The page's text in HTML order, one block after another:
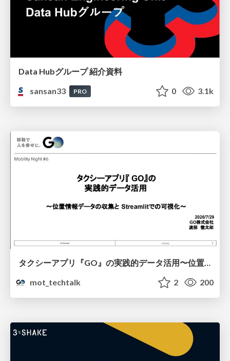
Data Hubグループ 紹介資料
sansan33
PRO 0 3.1k
タクシーアプリ『GO』の実践的データ活用〜位置情報データの収集とStreamlitでの可視化〜
mot_techtalk
2 200